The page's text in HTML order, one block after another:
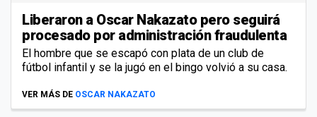
Liberaron a Oscar Nakazato pero seguirá
procesado por administración fraudulenta
El hombre que se escapó con plata de un club de
fútbol infantil y se la jugó en el bingo volvió a su casa.
VER MÁS DE OSCAR NAKAZATO